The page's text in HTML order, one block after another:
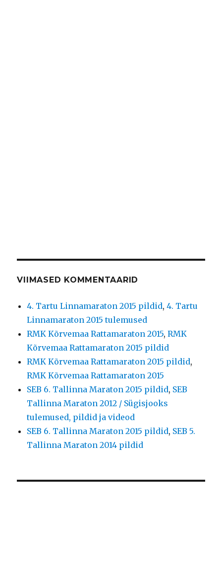
VIIMASED KOMMENTAARID
4. Tartu Linnamaraton 2015 pildid,4. Tartu
Linnamaraton 2015 tulemused
RMK Kõrvemaa Rattamaraton 2015,RMK
Kõrvemaa Rattamaraton 2015 pildid
RMK Kõrvemaa Rattamaraton 2015 pildid,
RMK Kõrvemaa Rattamaraton 2015
SEB 6. Tallinna Maraton 2015 pildid, SEB
Tallinna Maraton 2012 / Sügisjooks
tulemused, pildid ja videod
SEB 6. Tallinna Maraton 2015 pildid, SEB 5.
Tallinna Maraton 2014 pildid